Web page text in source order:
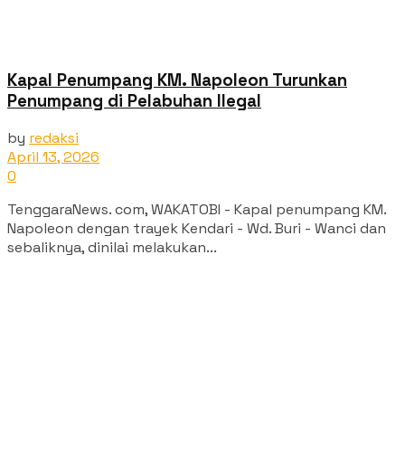
Kapal Penumpang KM. Napoleon Turunkan
Penumpang di Pelabuhan Ilegal
by redaksi
April 13, 2026
0
TenggaraNews. com, WAKATOBI - Kapal penumpang KM.
Napoleon dengan trayek Kendari - Wd. Buri - Wanci dan
sebaliknya, dinilai melakukan...